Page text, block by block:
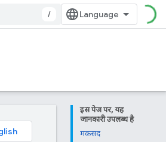
/
इस पेज पर, यह
जानकारी उपलब्ध है
मकसद